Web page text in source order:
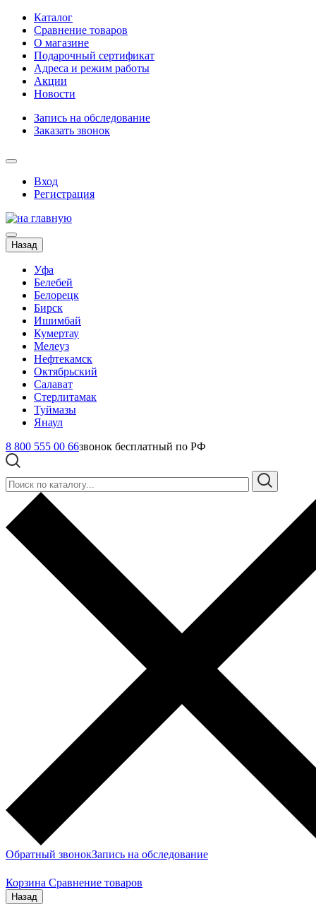
Каталог
Сравнение товаров
О магазине
Подарочный сертификат
Адреса и режим работы
Акции
Новости
Запись на обследование
Заказать звонок
Вход
Регистрация
Назад
Уфа
Белебей
Белорецк
Бирск
Ишимбай
Кумертау
Мелеуз
Нефтекамск
Октябрьский
Салават
Стерлитамак
Туймазы
Янаул
8 800 555 00 66звонок бесплатный по РФ
Обратный звонокЗапись на обследование
Корзина Сравнение товаров
Назад